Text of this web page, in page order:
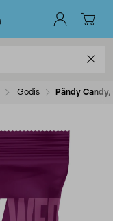
Godis Pändy